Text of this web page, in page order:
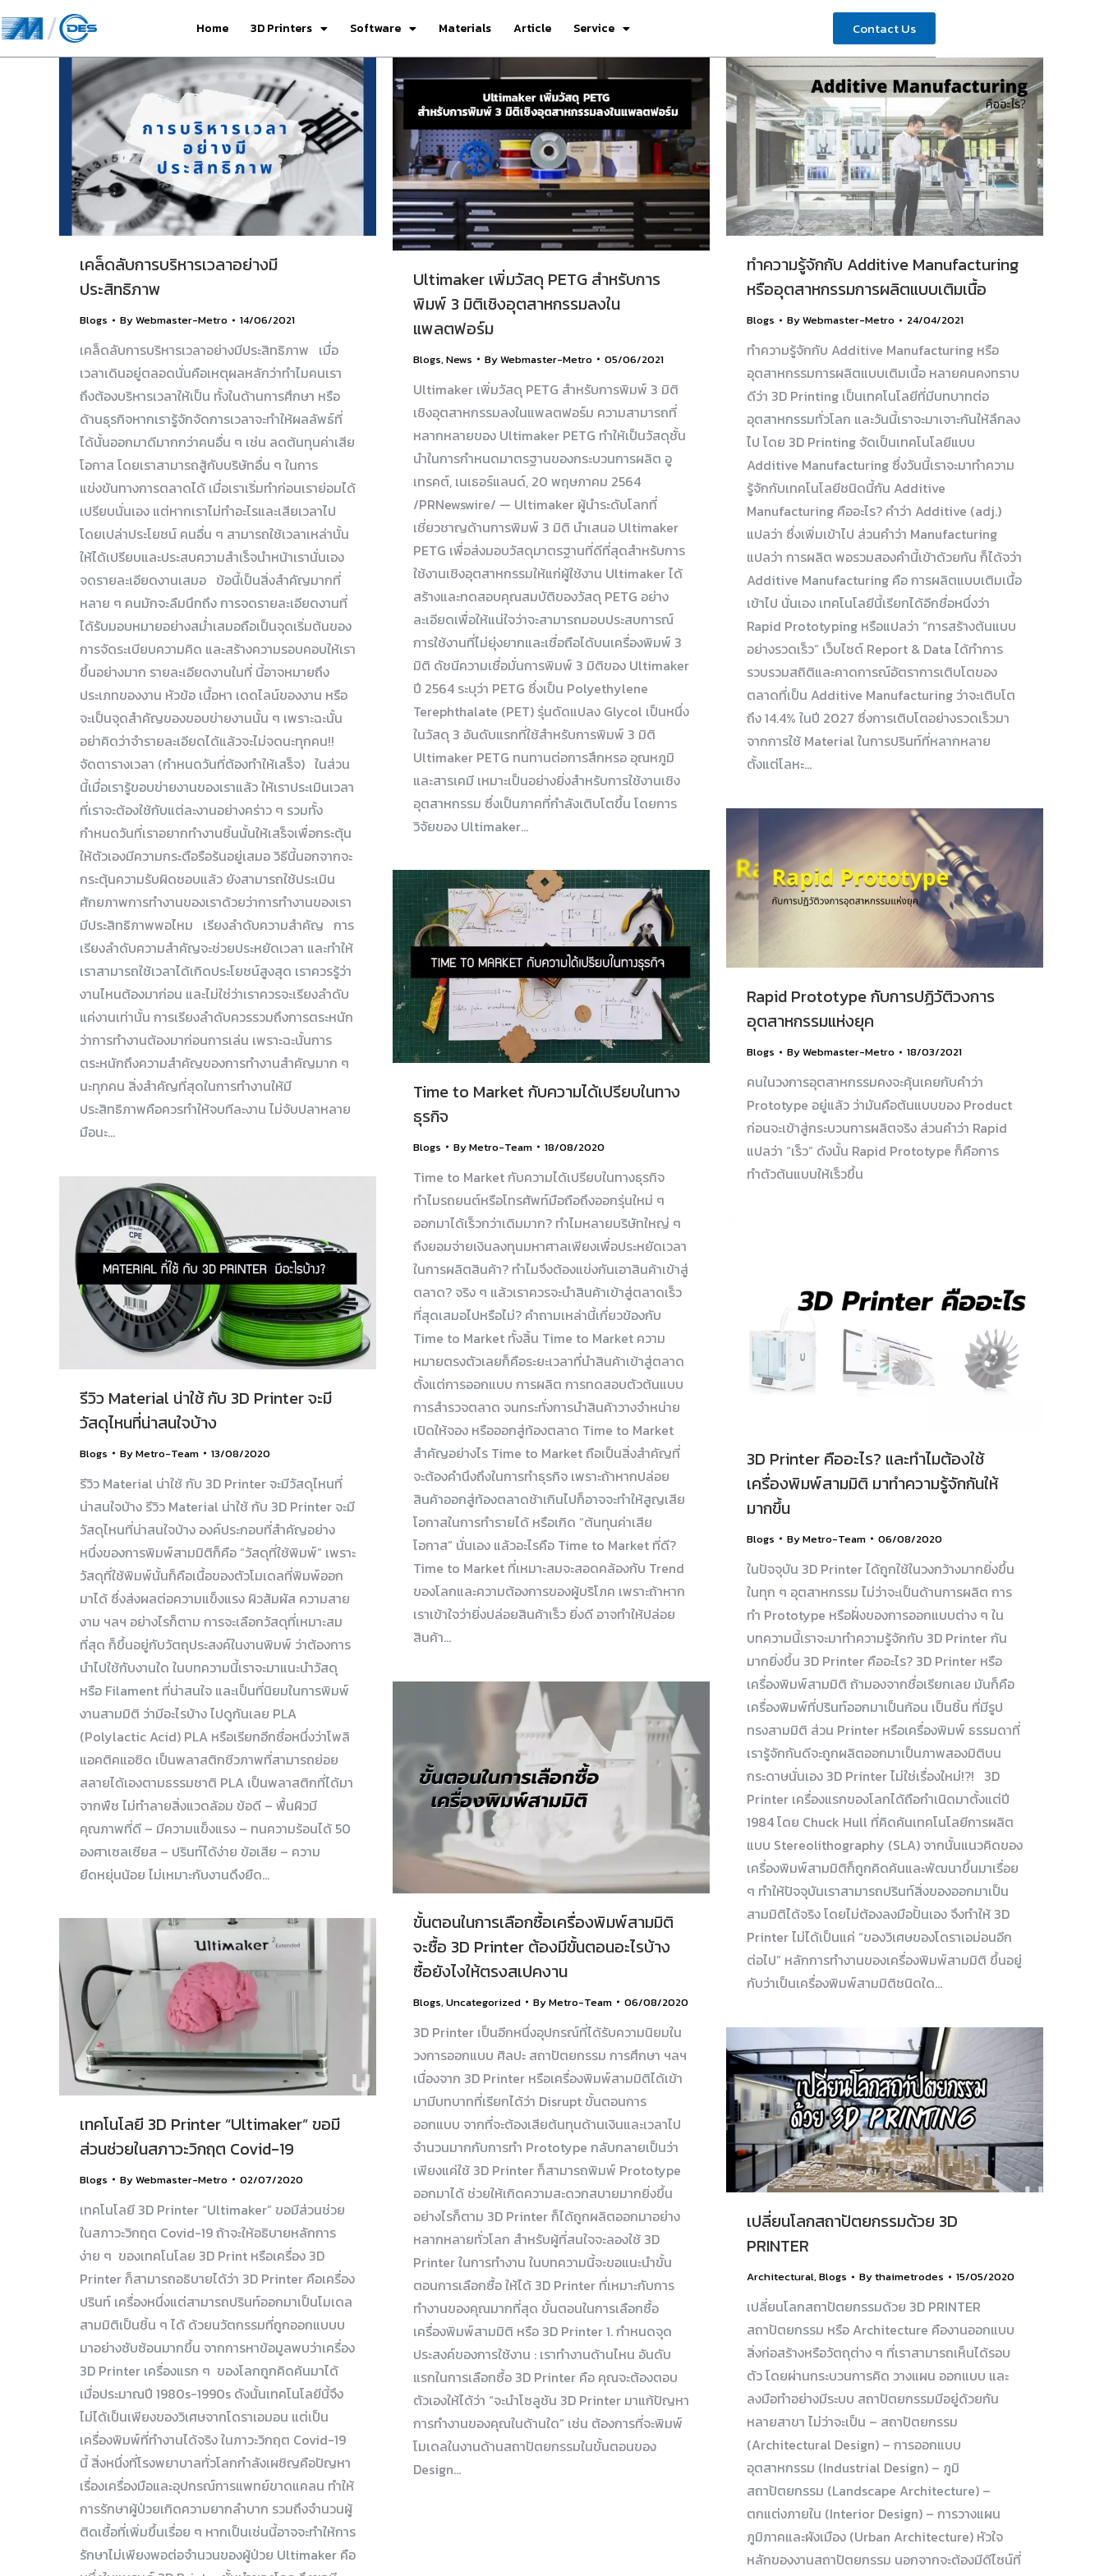
Home 3D Printers Software Materials Article Service Contact Us
เคล็ดลับการบริหารเวลาอย่างมี
ประสิทธิภาพ
Blogs ByWebmaster-Metro 14/06/2021
เคล็ดลับการบริหารเวลาอย่างมีประสิทธิภาพ เมื่อ
เวลาเดินอยู่ตลอดนั่นคือเหตุผลหลักว่าทำไมคนเรา
ถึงต้องบริหารเวลาให้เป็น ทั้งในด้านการศึกษา หรือ
ด้านธุรกิจหากเรารู้จักจัดการเวลาจะทำให้ผลลัพธ์ที่
ได้นั้นออกมาดีมากกว่าคนอื่น ๆ เช่น ลดต้นทุนค่าเสีย
โอกาส โดยเราสามารถสู้กับบริษัทอื่น ๆ ในการ
แข่งขันทางการตลาดได้ เมื่อเราเริ่มทำก่อนเราย่อมได้
เปรียบนั่นเอง แต่หากเราไม่ทำอะไรและเสียเวลาไป
โดยเปล่าประโยชน์ คนอื่น ๆ สามารถใช้เวลาเหล่านั้น
ให้ได้เปรียบและประสบความสำเร็จนำหน้าเรานั่นเอง
จดรายละเอียดงานเสมอ ข้อนี้เป็นสิ่งสำคัญมากที่
หลาย ๆ คนมักจะลืมนึกถึง การจดรายละเอียดงานที่
ได้รับมอบหมายอย่างสม่ำเสมอถือเป็นจุดเริ่มต้นของ
การจัดระเบียบความคิด และสร้างความรอบคอบให้เรา
ขึ้นอย่างมาก รายละเอียดงานในที่ นี้อาจหมายถึง
ประเภทของงาน หัวข้อ เนื้อหา เดดไลน์ของงาน หรือ
จะเป็นจุดสำคัญของขอบข่ายงานนั้น ๆ เพราะฉะนั้น
อย่าคิดว่าจำรายละเอียดได้แล้วจะไม่จดนะทุกคน!!
จัดตารางเวลา (กำหนดวันที่ต้องทำให้เสร็จ) ในส่วน
นี้เมื่อเรารู้ขอบข่ายงานของเราแล้ว ให้เราประเมินเวลา
ที่เราจะต้องใช้กับแต่ละงานอย่างคร่าว ๆ รวมทั้ง
กำหนดวันที่เราอยากทำงานชิ้นนั้นให้เสร็จเพื่อกระตุ้น
ให้ตัวเองมีความกระตือรือร้นอยู่เสมอ วิธีนี้นอกจากจะ
กระตุ้นความรับผิดชอบแล้ว ยังสามารถใช้ประเมิน
ศักยภาพการทำงานของเราด้วยว่าการทำงานของเรา
มีประสิทธิภาพพอไหม เรียงลำดับความสำคัญ การ
เรียงลำดับความสำคัญจะช่วยประหยัดเวลา และทำให้
เราสามารถใช้เวลาได้เกิดประโยชน์สูงสุด เราควรรู้ว่า
งานไหนต้องมาก่อน และไม่ใช่ว่าเราควรจะเรียงลำดับ
แค่งานเท่านั้น การเรียงลำดับควรรวมถึงการตระหนัก
ว่าการทำงานต้องมาก่อนการเล่น เพราะฉะนั้นการ
ตระหนักถึงความสำคัญของการทำงานสำคัญมาก ๆ
นะทุกคน สิ่งสำคัญที่สุดในการทำงานให้มี
ประสิทธิภาพคือควรทำให้จบทีละงาน ไม่จับปลาหลาย
มือนะ…
Ultimaker เพิ่มวัสดุ PETG สำหรับการ
พิมพ์ 3 มิติเชิงอุตสาหกรรมลงใน
แพลตฟอร์ม
Blogs, News ByWebmaster-Metro 05/06/2021
Ultimaker เพิ่มวัสดุ PETG สำหรับการพิมพ์ 3 มิติ
เชิงอุตสาหกรรมลงในแพลตฟอร์ม ความสามารถที่
หลากหลายของ Ultimaker PETG ทำให้เป็นวัสดุชั้น
นำในการกำหนดมาตรฐานของกระบวนการผลิต อู
เทรคต์, เนเธอร์แลนด์, 20 พฤษภาคม 2564
/PRNewswire/ — Ultimaker ผู้นำระดับโลกที่
เชี่ยวชาญด้านการพิมพ์ 3 มิติ นำเสนอ Ultimaker
PETG เพื่อส่งมอบวัสดุมาตรฐานที่ดีที่สุดสำหรับการ
ใช้งานเชิงอุตสาหกรรมให้แก่ผู้ใช้งาน Ultimaker ได้
สร้างและทดสอบคุณสมบัติของวัสดุ PETG อย่าง
ละเอียดเพื่อให้แน่ใจว่าจะสามารถมอบประสบการณ์
การใช้งานที่ไม่ยุ่งยากและเชื่อถือได้บนเครื่องพิมพ์ 3
มิติ ดัชนีความเชื่อมั่นการพิมพ์ 3 มิติของ Ultimaker
ปี 2564 ระบุว่า PETG ซึ่งเป็น Polyethylene
Terephthalate (PET) รุ่นดัดแปลง Glycol เป็นหนึ่ง
ในวัสดุ 3 อันดับแรกที่ใช้สำหรับการพิมพ์ 3 มิติ
Ultimaker PETG ทนทานต่อการสึกหรอ อุณหภูมิ
และสารเคมี เหมาะเป็นอย่างยิ่งสำหรับการใช้งานเชิง
อุตสาหกรรม ซึ่งเป็นภาคที่กำลังเติบโตขึ้น โดยการ
วิจัยของ Ultimaker…
ทำความรู้จักกับ Additive Manufacturing
หรืออุตสาหกรรมการผลิตแบบเติมเนื้อ
Blogs ByWebmaster-Metro 24/04/2021
ทำความรู้จักกับ Additive Manufacturing หรือ
อุตสาหกรรมการผลิตแบบเติมเนื้อ หลายคนคงทราบ
ดีว่า 3D Printing เป็นเทคโนโลยีที่มีบทบาทต่อ
อุตสาหกรรมทั่วโลก และวันนี้เราจะมาเจาะกันให้ลึกลง
ไป โดย 3D Printing จัดเป็นเทคโนโลยีแบบ
Additive Manufacturing ซึ่งวันนี้เราจะมาทำความ
รู้จักกับเทคโนโลยีชนิดนี้กัน Additive
Manufacturing คืออะไร? คำว่า Additive (adj.)
แปลว่า ซึ่งเพิ่มเข้าไป ส่วนคำว่า Manufacturing
แปลว่า การผลิต พอรวมสองคำนี้เข้าด้วยกัน ก็ได้จว่า
Additive Manufacturing คือ การผลิตแบบเติมเนื้อ
เข้าไป นั่นเอง เทคโนโลยีนี้เรียกได้อีกชื่อหนึ่งว่า
Rapid Prototyping หรือแปลว่า “การสร้างต้นแบบ
อย่างรวดเร็ว” เว็บไซต์ Report & Data ได้ทำการ
รวบรวมสถิติและคาดการณ์อัตราการเติบโตของ
ตลาดที่เป็น Additive Manufacturing ว่าจะเติบโต
ถึง 14.4% ในปี 2027 ซึ่งการเติบโตอย่างรวดเร็วมา
จากการใช้ Material ในการปรินท์ที่หลากหลาย
ตั้งแต่โลหะ…
Rapid Prototype กับการปฏิวัติวงการ
อุตสาหกรรมแห่งยุค
Blogs ByWebmaster-Metro 18/03/2021
คนในวงการอุตสาหกรรมคงจะคุ้นเคยกับคำว่า
Prototype อยู่แล้ว ว่ามันคือต้นแบบของ Product
ก่อนจะเข้าสู่กระบวนการผลิตจริง ส่วนคำว่า Rapid
แปลว่า “เร็ว” ดังนั้น Rapid Prototype ก็คือการ
ทำตัวต้นแบบให้เร็วขึ้น
Time to Market กับความได้เปรียบในทาง
ธุรกิจ
Blogs ByMetro-Team 18/08/2020
Time to Market กับความได้เปรียบในทางธุรกิจ
ทำไมรถยนต์หรือโทรศัพท์มือถือถึงออกรุ่นใหม่ ๆ
ออกมาได้เร็วกว่าเดิมมาก? ทำไมหลายบริษัทใหญ่ ๆ
ถึงยอมจ่ายเงินลงทุนมหาศาลเพียงเพื่อประหยัดเวลา
ในการผลิตสินค้า? ทำไมจึงต้องแข่งกันเอาสินค้าเข้าสู่
ตลาด? จริง ๆ แล้วเราควรจะนำสินค้าเข้าสู่ตลาดเร็ว
ที่สุดเสมอไปหรือไม่? คำถามเหล่านี้เกี่ยวข้องกับ
Time to Market ทั้งสิ้น Time to Market ความ
หมายตรงตัวเลยก็คือระยะเวลาที่นำสินค้าเข้าสู่ตลาด
ตั้งแต่การออกแบบ การผลิต การทดสอบตัวต้นแบบ
การสำรวจตลาด จนกระทั่งการนำสินค้าวางจำหน่าย
เปิดให้จอง หรือออกสู่ท้องตลาด Time to Market
สำคัญอย่างไร Time to Market ถือเป็นสิ่งสำคัญที่
จะต้องคำนึงถึงในการทำธุรกิจ เพราะถ้าหากปล่อย
สินค้าออกสู่ท้องตลาดช้าเกินไปก็อาจจะทำให้สูญเสีย
โอกาสในการทำรายได้ หรือเกิด “ต้นทุนค่าเสีย
โอกาส” นั่นเอง แล้วอะไรคือ Time to Market ที่ดี?
Time to Market ที่เหมาะสมจะสอดคล้องกับ Trend
ของโลกและความต้องการของผู้บริโภค เพราะถ้าหาก
เราเข้าใจว่ายิ่งปล่อยสินค้าเร็ว ยิ่งดี อาจทำให้ปล่อย
สินค้า…
รีวิว Material น่าใช้ กับ 3D Printer จะมี
วัสดุไหนที่น่าสนใจบ้าง
Blogs ByMetro-Team 13/08/2020
รีวิว Material น่าใช้ กับ 3D Printer จะมีวัสดุไหนที่
น่าสนใจบ้าง รีวิว Material น่าใช้ กับ 3D Printer จะมี
วัสดุไหนที่น่าสนใจบ้าง องค์ประกอบที่สำคัญอย่าง
หนึ่งของการพิมพ์สามมิติก็คือ “วัสดุที่ใช้พิมพ์” เพราะ
วัสดุที่ใช้พิมพ์นั้นก็คือเนื้อของตัวโมเดลที่พิมพ์ออก
มาได้ ซึ่งส่งผลต่อความแข็งแรง ผิวสัมผัส ความสาย
งาม ฯลฯ อย่างไรก็ตาม การจะเลือกวัสดุที่เหมาะสม
ที่สุด ก็ขึ้นอยู่กับวัตถุประสงค์ในงานพิมพ์ ว่าต้องการ
นำไปใช้กับงานใด ในบทความนี้เราจะมาแนะนำวัสดุ
หรือ Filament ที่น่าสนใจ และเป็นที่นิยมในการพิมพ์
งานสามมิติ ว่ามีอะไรบ้าง ไปดูกันเลย PLA
(Polylactic Acid) PLA หรือเรียกอีกชื่อหนึ่งว่าโพลิ
แอคติคแอซิด เป็นพลาสติกชีวภาพที่สามารถย่อย
สลายได้เองตามธรรมชาติ PLA เป็นพลาสติกที่ได้มา
จากพืช ไม่ทำลายสิ่งแวดล้อม ข้อดี – พื้นผิวมี
คุณภาพที่ดี – มีความแข็งแรง – ทนความร้อนได้ 50
องศาเซลเซียส – ปรินท์ได้ง่าย ข้อเสีย – ความ
ยืดหยุ่นน้อย ไม่เหมาะกับงานดึงยืด…
3D Printer คืออะไร? และทำไมต้องใช้
เครื่องพิมพ์สามมิติ มาทำความรู้จักกันให้
มากขึ้น
Blogs ByMetro-Team 06/08/2020
ในปัจจุบัน 3D Printer ได้ถูกใช้ในวงกว้างมากยิ่งขึ้น
ในทุก ๆ อุตสาหกรรม ไม่ว่าจะเป็นด้านการผลิต การ
ทำ Prototype หรือฝั่งของการออกแบบต่าง ๆ ใน
บทความนี้เราจะมาทำความรู้จักกับ 3D Printer กัน
มากยิ่งขึ้น 3D Printer คืออะไร? 3D Printer หรือ
เครื่องพิมพ์สามมิติ ถ้ามองจากชื่อเรียกเลย มันก็คือ
เครื่องพิมพ์ที่ปรินท์ออกมาเป็นก้อน เป็นชิ้น ที่มีรูป
ทรงสามมิติ ส่วน Printer หรือเครื่องพิมพ์ ธรรมดาที่
เรารู้จักกันดีจะถูกผลิตออกมาเป็นภาพสองมิติบน
กระดาษนั่นเอง 3D Printer ไม่ใช่เรื่องใหม่!?! 3D
Printer เครื่องแรกของโลกได้ถือกำเนิดมาตั้งแต่ปี
1984 โดย Chuck Hull ที่คิดค้นเทคโนโลยีการผลิต
แบบ Stereolithography (SLA) จากนั้นแนวคิดของ
เครื่องพิมพ์สามมิติก็ถูกคิดค้นและพัฒนาขึ้นมาเรื่อย
ๆ ทำให้ปัจจุบันเราสามารถปรินท์สิ่งของออกมาเป็น
สามมิติได้จริง โดยไม่ต้องลงมือปั้นเอง จึงทำให้ 3D
Printer ไม่ได้เป็นแค่ “ของวิเศษของโดราเอม่อนอีก
ต่อไป” หลักการทำงานของเครื่องพิมพ์สามมิติ ขึ้นอยู่
กับว่าเป็นเครื่องพิมพ์สามมิติชนิดใด…
ขั้นตอนในการเลือกซื้อเครื่องพิมพ์สามมิติ
จะซื้อ 3D Printer ต้องมีขั้นตอนอะไรบ้าง
ซื้อยังไงให้ตรงสเปคงาน
Blogs, Uncategorized ByMetro-Team 06/08/2020
3D Printer เป็นอีกหนึ่งอุปกรณ์ที่ได้รับความนิยมใน
วงการออกแบบ ศิลปะ สถาปัตยกรรม การศึกษา ฯลฯ
เนื่องจาก 3D Printer หรือเครื่องพิมพ์สามมิติได้เข้า
มามีบทบาทที่เรียกได้ว่า Disrupt ขั้นตอนการ
ออกแบบ จากที่จะต้องเสียต้นทุนด้านเงินและเวลาไป
จำนวนมากกับการทำ Prototype กลับกลายเป็นว่า
เพียงแค่ใช้ 3D Printer ก็สามารถพิมพ์ Prototype
ออกมาได้ ช่วยให้เกิดความสะดวกสบายมากยิ่งขึ้น
อย่างไรก็ตาม 3D Printer ก็ได้ถูกผลิตออกมาอย่าง
หลากหลายทั่วโลก สำหรับผู้ที่สนใจจะลองใช้ 3D
Printer ในการทำงาน ในบทความนี้จะขอแนะนำขั้น
ตอนการเลือกซื้อ ให้ได้ 3D Printer ที่เหมาะกับการ
ทำงานของคุณมากที่สุด ขั้นตอนในการเลือกซื้อ
เครื่องพิมพ์สามมิติ หรือ 3D Printer 1. กำหนดจุด
ประสงค์ของการใช้งาน : เราทำงานด้านไหน อันดับ
แรกในการเลือกซื้อ 3D Printer คือ คุณจะต้องตอบ
ตัวเองให้ได้ว่า “จะนำโซลูชัน 3D Printer มาแก้ปัญหา
การทำงานของคุณในด้านใด” เช่น ต้องการที่จะพิมพ์
โมเดลในงานด้านสถาปัตยกรรมในขั้นตอนของ
Design…
เทคโนโลยี 3D Printer “Ultimaker” ขอมี
ส่วนช่วยในสภาวะวิกฤต Covid-19
Blogs ByWebmaster-Metro 02/07/2020
เทคโนโลยี 3D Printer “Ultimaker” ขอมีส่วนช่วย
ในสภาวะวิกฤต Covid-19 ถ้าจะให้อธิบายหลักการ
ง่าย ๆ ของเทคโนโลย 3D Print หรือเครื่อง 3D
Printer ก็สามารถอธิบายได้ว่า 3D Printer คือเครื่อง
ปรินท์ เครื่องหนึ่งแต่สามารถปรินท์ออกมาเป็นโมเดล
สามมิติเป็นชิ้น ๆ ได้ ด้วยนวัตกรรมที่ถูกออกแบบบ
มาอย่างซับซ้อนมากขึ้น จากการหาข้อมูลพบว่าเครื่อง
3D Printer เครื่องแรก ๆ ของโลกถูกคิดค้นมาได้
เมื่อประมาณปี 1980s-1990s ดังนั้นเทคโนโลยีนี้จึง
ไม่ได้เป็นเพียงของวิเศษจากโดราเอมอน แต่เป็น
เครื่องพิมพ์ที่ทำงานได้จริง ในภาวะวิกฤต Covid-19
นี้ สิ่งหนึ่งที่โรงพยาบาลทั่วโลกกำลังเผชิญคือปัญหา
เรื่องเครื่องมือและอุปกรณ์การแพทย์ขาดแคลน ทำให้
การรักษาผู้ป่วยเกิดความยากลำบาก รวมถึงจำนวนผู้
ติดเชื้อที่เพิ่มขึ้นเรื่อย ๆ หากเป็นเช่นนี้อาจจะทำให้การ
รักษาไม่เพียงพอต่อจำนวนของผู้ป่วย Ultimaker คือ
เปลี่ยนโลกสถาปัตยกรรมด้วย 3D
PRINTER
Architectural, Blogs Bythaimetrodes 15/05/2020
เปลี่ยนโลกสถาปัตยกรรมด้วย 3D PRINTER
สถาปัตยกรรม หรือ Architecture คืองานออกแบบ
สิ่งก่อสร้างหรือวัตถุต่าง ๆ ที่เราสามารถเห็นได้รอบ
ตัว โดยผ่านกระบวนการคิด วางแผน ออกแบบ และ
ลงมือทำอย่างมีระบบ สถาปัตยกรรมมีอยู่ด้วยกัน
หลายสาขา ไม่ว่าจะเป็น – สถาปัตยกรรม
(Architectural Design) – การออกแบบ
อุตสาหกรรม (Industrial Design) – ภูมิ
สถาปัตยกรรม (Landscape Architecture) –
ตกแต่งภายใน (Interior Design) – การวางแผน
ภูมิภาคและผังเมือง (Urban Architecture) หัวใจ
หลักของงานสถาปัตยกรรม นอกจากจะต้องมีดีไซน์ที่